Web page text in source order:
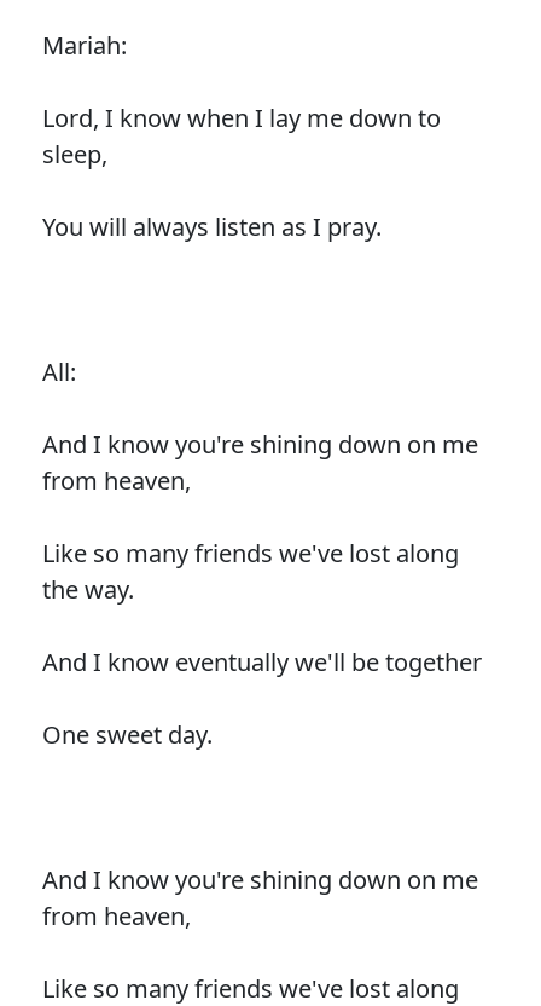
Mariah:
Lord, I know when I lay me down to
sleep,
You will always listen as I pray.
All:
And I know you're shining down on me
from heaven,
Like so many friends we've lost along
the way.
And I know eventually we'll be together
One sweet day.
And I know you're shining down on me
from heaven,
Like so many friends we've lost along